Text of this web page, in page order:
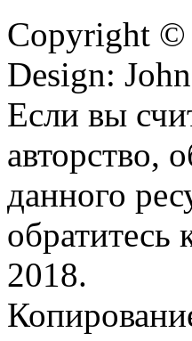
Copyright ©
Design:
Если вы
авторство,
данного
2018.